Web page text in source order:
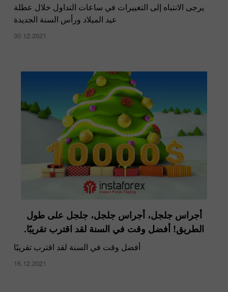
يرجى الانتباه إلى التغييرات في ساعات التداول خلال عطلة
عيد الميلاد ورأس السنة الجديدة
30.12.2021
أجراس جلجل، أجراس جلجل، جلجل على طول
الطريق! أفضل وقت في السنة لقد اقترب تقريبًا.
أفضل وقت في السنة لقد اقترب تقريبًا
16.12.2021